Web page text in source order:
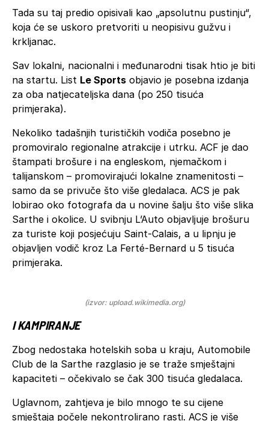
Tada su taj predio opisivali kao „apsolutnu pustinju“,
koja će se uskoro pretvoriti u neopisivu gužvu i
krkljanac.
Sav lokalni, nacionalni i međunarodni tisak htio je biti
na startu. List Le Sports objavio je posebna izdanja
za oba natjecateljska dana (po 250 tisuća
primjeraka).
Nekoliko tadašnjih turističkih vodiča posebno je
promoviralo regionalne atrakcije i utrku. ACF je dao
štampati brošure i na engleskom, njemačkom i
talijanskom – promovirajući lokalne znamenitosti –
samo da se privuče što više gledalaca. ACS je pak
lobirao oko fotografa da u novine šalju što više slika
Sarthe i okolice. U svibnju L’Auto objavljuje brošuru
za turiste koji posjećuju Saint-Calais, a u lipnju je
objavljen vodič kroz La Ferté-Bernard u 5 tisuća
primjeraka.
(izvor: upload.wikimedia.org)
I KAMPIRANJE
Zbog nedostaka hotelskih soba u kraju, Automobile
Club de la Sarthe razglasio je se traže smještajni
kapaciteti – očekivalo se čak 300 tisuća gledalaca.
Uglavnom, zahtjeva je bilo mnogo te su cijene
smještaja počele nekontrolirano rasti. ACS je više